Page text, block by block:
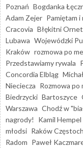
Poznań Bogdanka
Adam Zejer Pamiętam i
Cracovia Błękitni
Lubawa Wojewódzki
Kraków rozmowa po
Przedstawiamy rywala
Concordia Elbląg
Nieciecza Rozmowa po
Biedrzycki Bartoszyce
Warszawa Chodź w
nagrody!
Kamil Hempel
młodsi Raków
Radom Paweł